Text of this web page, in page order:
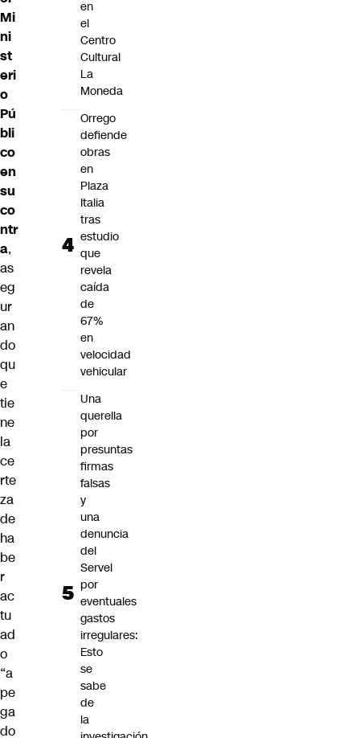
Mi
ni
st
eri
o
Pú
bli
co
en
su
co
ntr
a,
as
eg
ur
an
do
qu
e
tie
ne
la
ce
rte
za
de
ha
be
r
ac
tu
ad
o
“a
pe
ga
do
en
el
Centro
Cultural
La
Moneda
Orrego
defiende
obras
en
Plaza
Italia
tras
estudio
que
revela
caída
de
67%
en
velocidad
vehicular
Una
querella
por
presuntas
firmas
falsas
y
una
denuncia
del
Servel
por
eventuales
gastos
irregulares:
Esto
se
sabe
de
la